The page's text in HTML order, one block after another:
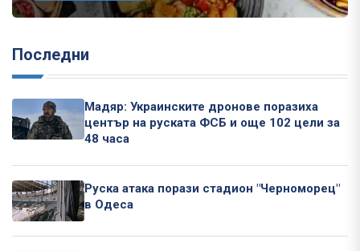
Последни
Мадяр: Украинските дронове поразиха
център на руската ФСБ и още 102 цели за
48 часа
Руска атака порази стадион "Черноморец"
в Одеса